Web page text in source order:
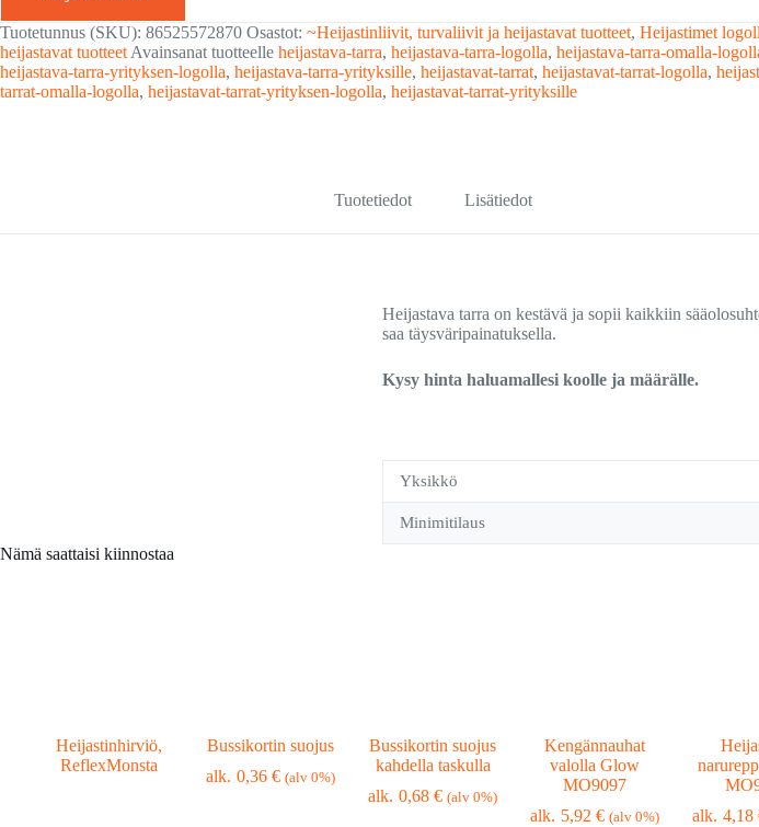
Tuotetunnus (SKU): 86525572870 Osastot: ~Heijastinliivit, turvaliivit ja heijastavat tuotteet, Heijastimet
heijastavat tuotteet Avainsanat tuotteelle heijastava-tarra, heijastava-tarra-logolla, heijastava-tarra-omalla-
heijastava-tarra-yrityksen-logolla, heijastava-tarra-yrityksille, heijastavat-tarrat, heijastavat-tarrat-logolla,
tarrat-omalla-logolla, heijastavat-tarrat-yrityksen-logolla, heijastavat-tarrat-yrityksille
Tuotetiedot Lisätiedot
Heijastava tarra on kestävä ja sopii kaikkiin
saa täysväripainatuksella.
Kysy hinta haluamallesi koolle ja määrälle.
Yksikkö
Minimitilaus
Nämä saattaisi kiinnostaa
Heijastinhirviö,
ReflexMonsta
Bussikortin suojus
0,36 € (alv 0%)
Bussikortin suojus
kahdella taskulla
0,68 € (alv 0%)
Kengännauhat
valolla Glow
MO9097
5,92 € (alv 0%)
4,18